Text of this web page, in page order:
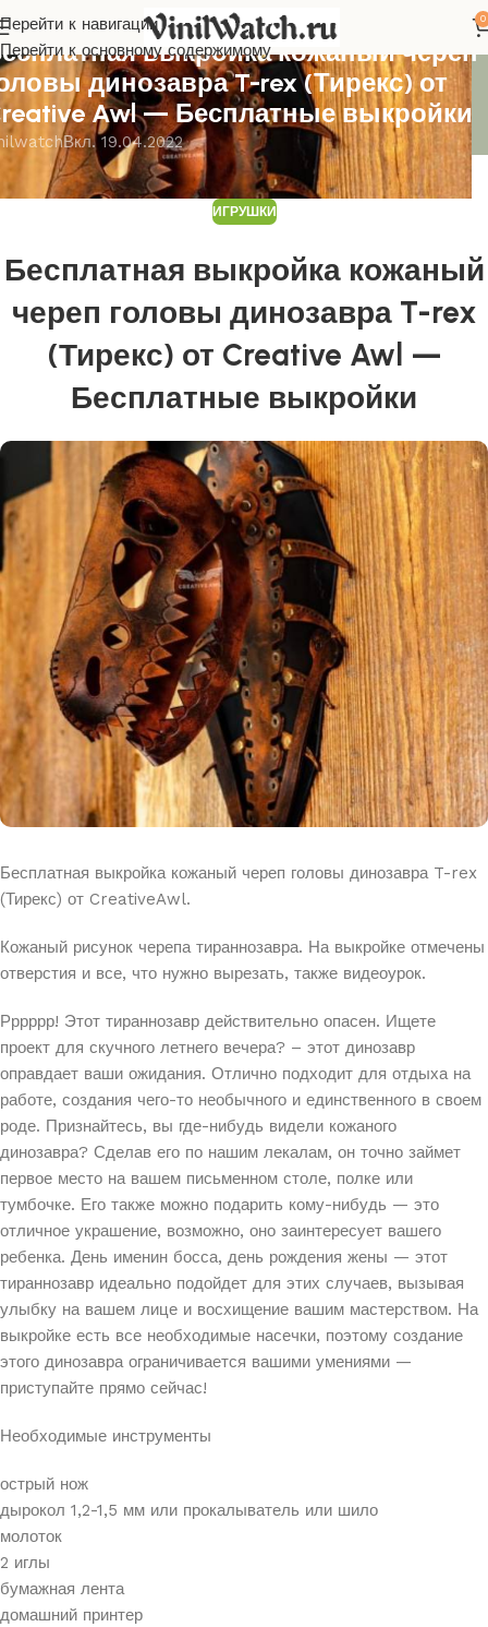
Перейти к навигации
Перейти к основному содержимому
0
выкройка кожаный череп
динозавра T-rex (Тирекс) от
Awl — Бесплатные выкройки
Вкл. 19.04.2022
ИГРУШКИ
Бесплатная выкройка кожаный
череп головы динозавра T-rex
(Тирекс) от Creative Awl —
Бесплатные выкройки
Бесплатная выкройка кожаный череп головы динозавра T-rex
(Тирекс) от CreativeAwl.
Кожаный рисунок черепа тираннозавра. На выкройке отмечены
отверстия и все, что нужно вырезать, также видеоурок.
Рррррр! Этот тираннозавр действительно опасен. Ищете
проект для скучного летнего вечера? – этот динозавр
оправдает ваши ожидания. Отлично подходит для отдыха на
работе, создания чего-то необычного и единственного в своем
роде. Признайтесь, вы где-нибудь видели кожаного
динозавра? Сделав его по нашим лекалам, он точно займет
первое место на вашем письменном столе, полке или
тумбочке. Его также можно подарить кому-нибудь — это
отличное украшение, возможно, оно заинтересует вашего
ребенка. День именин босса, день рождения жены — этот
тираннозавр идеально подойдет для этих случаев, вызывая
улыбку на вашем лице и восхищение вашим мастерством. На
выкройке есть все необходимые насечки, поэтому создание
этого динозавра ограничивается вашими умениями —
приступайте прямо сейчас!
Необходимые инструменты
острый нож
дырокол 1,2-1,5 мм или прокалыватель или шило
молоток
2 иглы
бумажная лента
домашний принтер